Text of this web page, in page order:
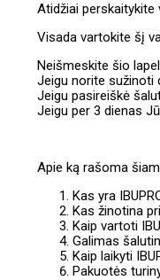
Atidžiai
Visada vartokite šį
Neišmeskite šio
Jeigu norite sužinoti
Jeigu pasireiškė
Jeigu per 3 dienas
Apie ką rašoma
Kas yra
Kas žinotina
Kaip vartoti
Galimas
Kaip laikyti
Pakuotės